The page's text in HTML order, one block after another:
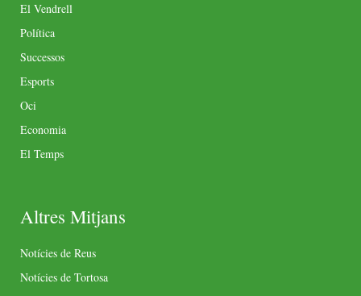
El Vendrell
Política
Successos
Esports
Oci
Economia
El Temps
Altres Mitjans
Notícies de Reus
Notícies de Tortosa